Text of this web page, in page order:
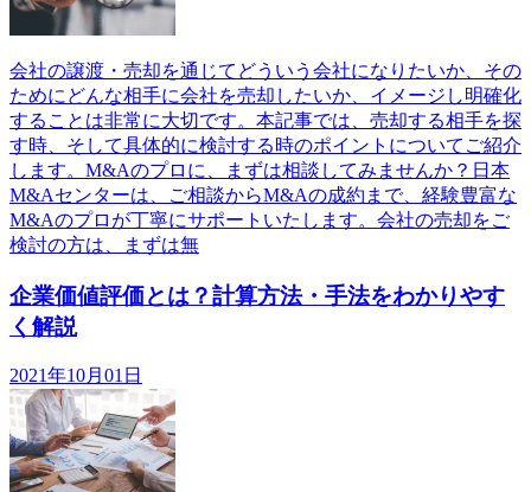
会社の譲渡・売却を通じてどういう会社になりたいか、その
ためにどんな相手に会社を売却したいか、イメージし明確化
することは非常に大切です。本記事では、売却する相手を探
す時、そして具体的に検討する時のポイントについてご紹介
します。M&Aのプロに、まずは相談してみませんか？日本
M&Aセンターは、ご相談からM&Aの成約まで、経験豊富な
M&Aのプロが丁寧にサポートいたします。会社の売却をご
検討の方は、まずは無
企業価値評価とは？計算方法・手法をわかりやす
く解説
2021年10月01日